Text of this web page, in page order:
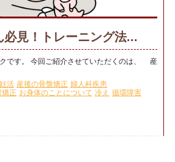
必見！トレーニング法...
です。 今回ご紹介させていただくのは、 産
妊活 産後の骨盤矯正 婦人科疾患
矯正 お身体のことについて 冷え 循環障害